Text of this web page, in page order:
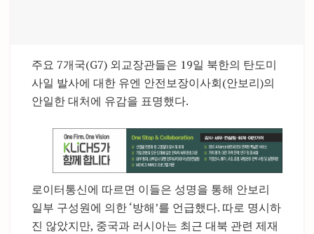
주요 7개국(G7) 외교장관들은 19일 북한의 탄도미
사일 발사에 대한 유엔 안전보장이사회(안보리)의
안일한 대처에 유감을 표명했다.
로이터통신에 따르면 이들은 성명을 통해 안보리
일부 구성원에 의한 ‘방해’를 언급했다. 따로 명시하
진 않았지만, 중국과 러시아는 최근 대북 관련 제재